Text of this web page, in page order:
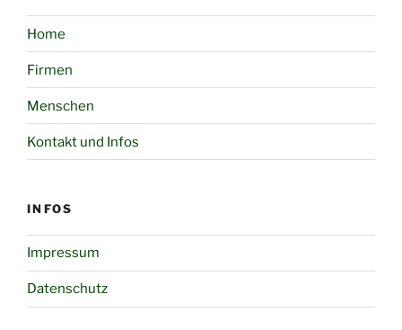
Home
Firmen
Menschen
Kontakt und Infos
INFOS
Impressum
Datenschutz